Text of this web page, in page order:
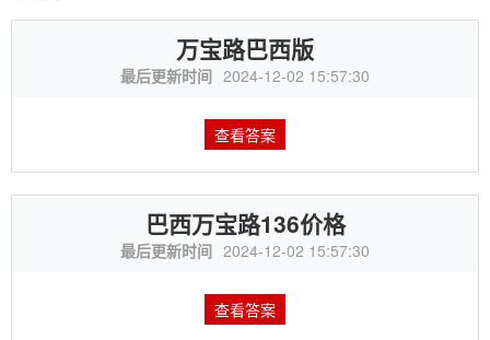
万宝路巴西版
最后更新时间 2024-12-02 15:57:30
查看答案
巴西万宝路136价格
最后更新时间 2024-12-02 15:57:30
查看答案